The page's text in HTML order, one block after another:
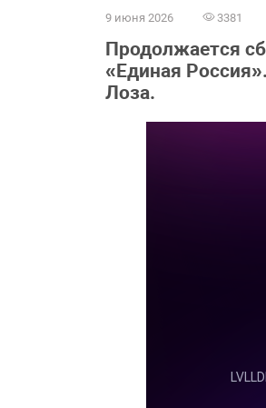
9 июня 2026 3381
Продолжается
«Единая
Лоза.